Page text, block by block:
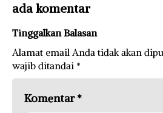
ada komentar
Tinggalkan Balasan
Alamat email Anda tidak akan
wajib ditandai *
Komentar*